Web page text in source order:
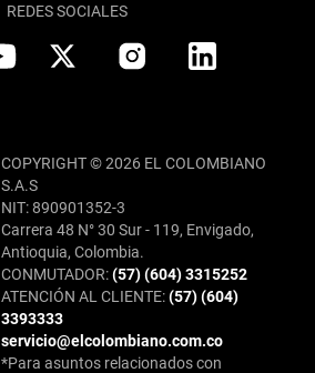
REDES SOCIALES
COPYRIGHT © 2026 EL COLOMBIANO
S.A.S
NIT: 890901352-3
Carrera 48 N° 30 Sur - 119, Envigado,
Antioquia, Colombia.
CONMUTADOR:(57) (604) 3315252
ATENCIÓN AL CLIENTE:(57) (604)
3393333
servicio@elcolombiano.com.co
*Para asuntos relacionados con